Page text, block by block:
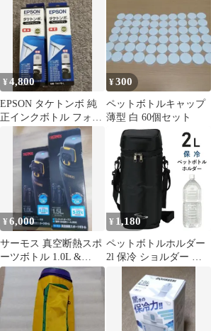
¥4,800
EPSON タケトンボ 純
正インクボトル フォト
ブラック L 2個セッ
ト 増量
¥300
ペットボトルキャップ
薄型 白 60個セット
¥6,000
サーモス 真空断熱スポ
ーツボトル 1.0L &
1.5L（FFZ-1000F
¥ 1,180
ペットボトルホルダー
2l 保冷 ショルダー 肩
ー ケース クーラー ホ
ルダー 2リットル 軽量
ファスナー 水筒ホルダ
ー 水筒カバー 子供 キ